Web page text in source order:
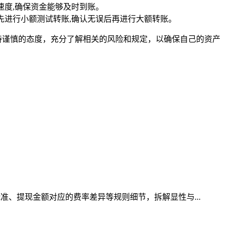
,确保资金能够及时到账。
行小额测试转账,确认无误后再进行大额转账。
慎的态度，充分了解相关的风险和规定，以确保自己的资产
、提现金额对应的费率差异等规则细节，拆解显性与...